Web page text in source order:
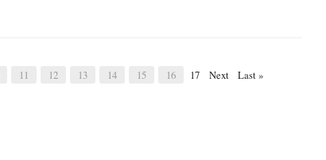
11 12 13 14 15 16 17 Next Last »